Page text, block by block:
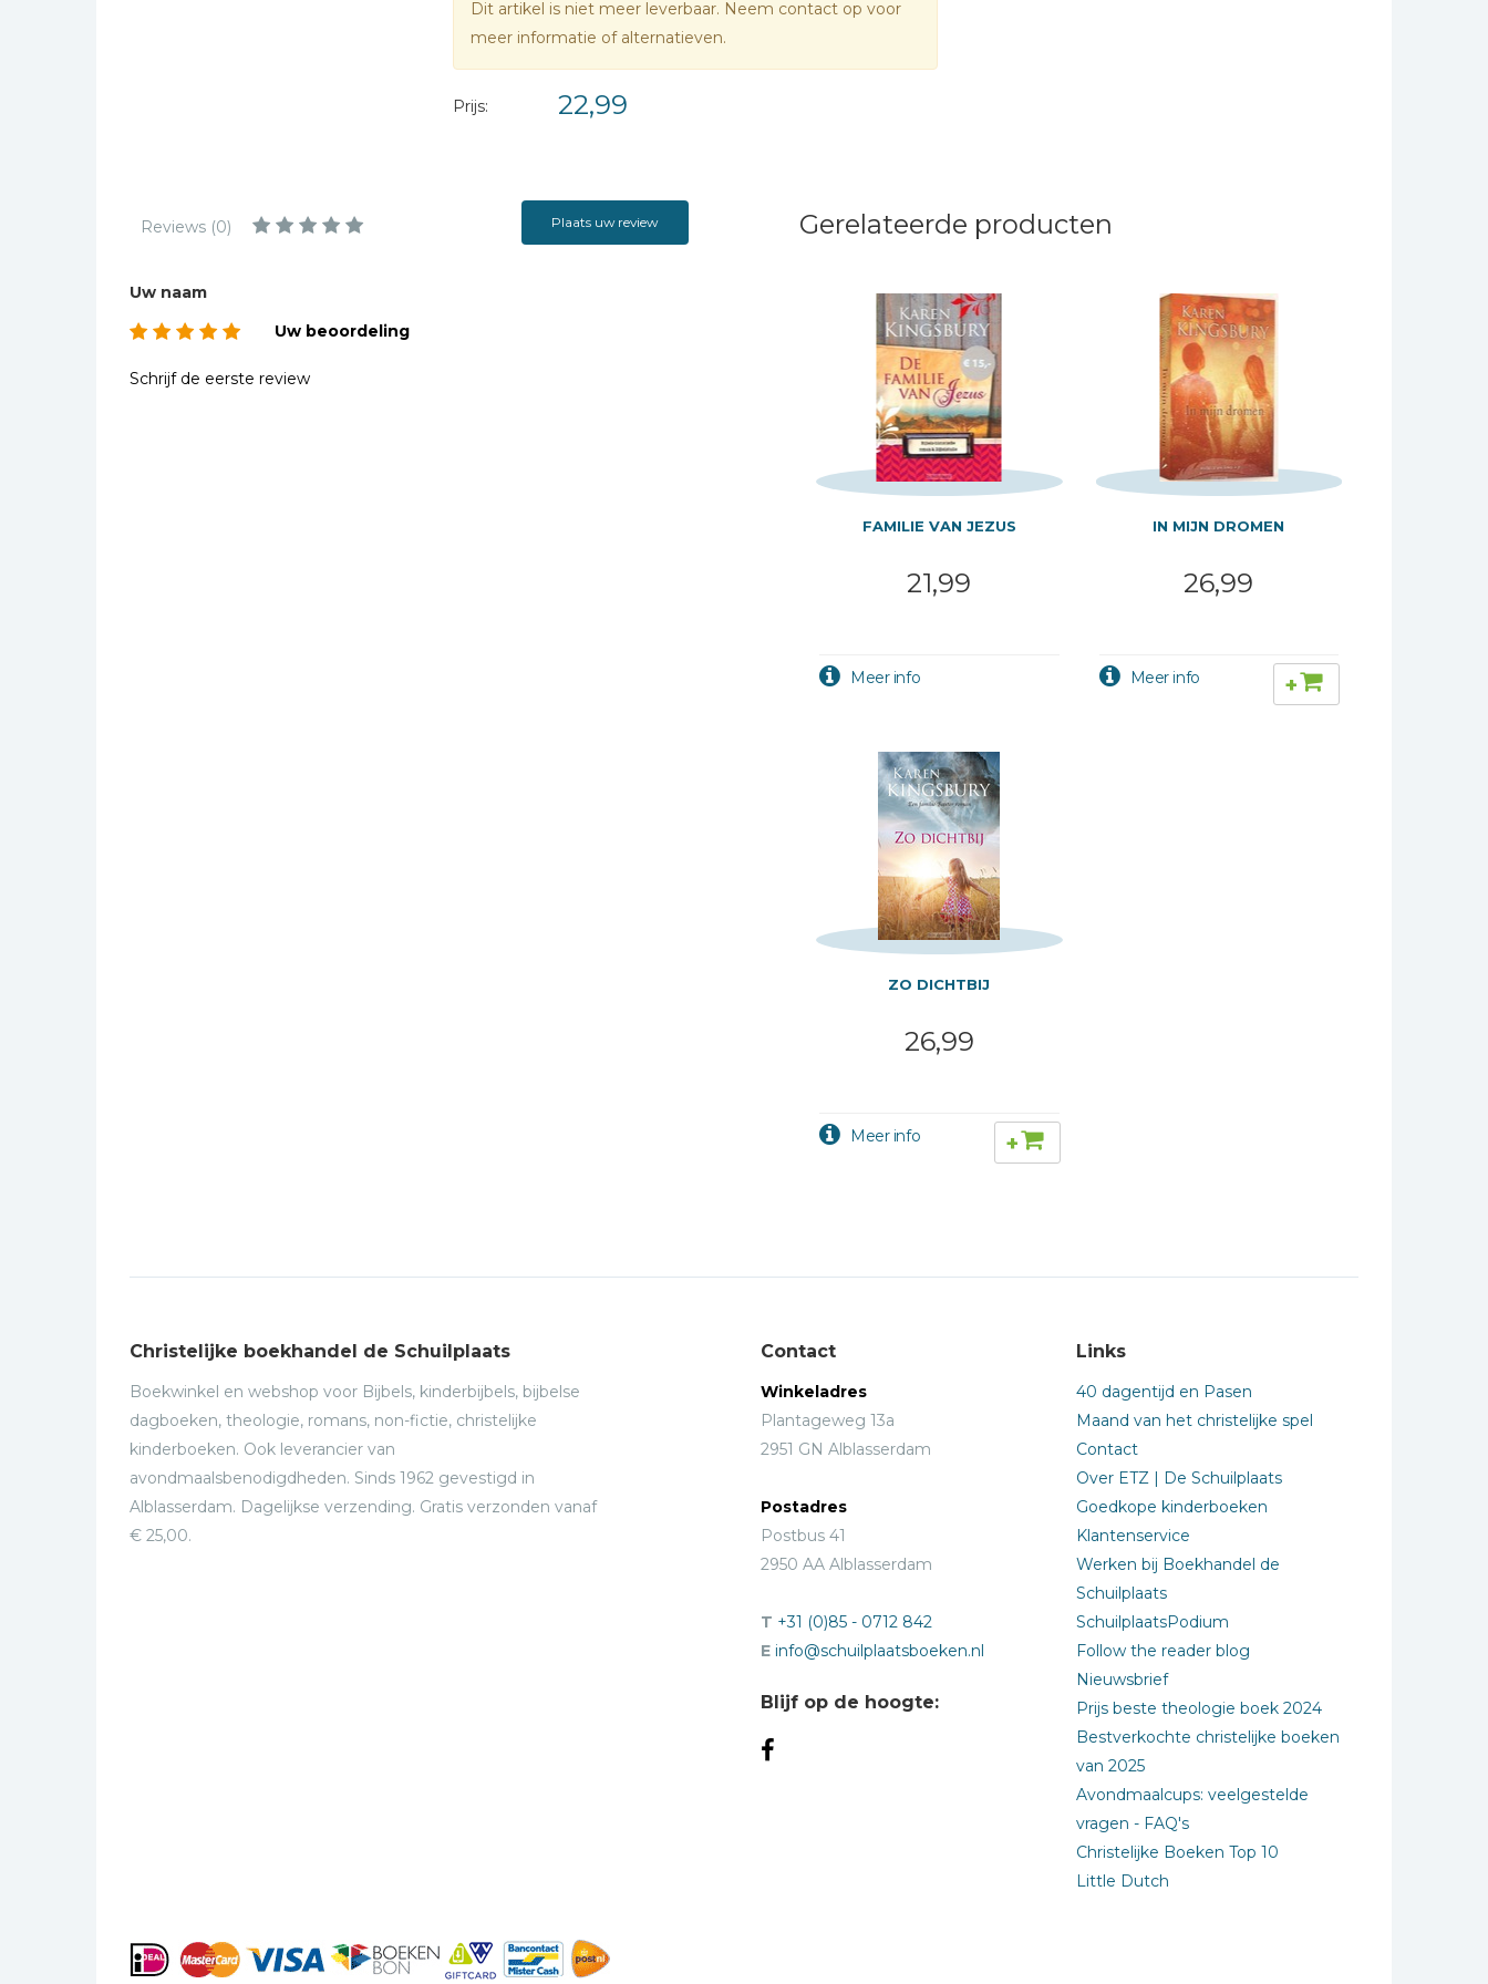
Regio | Alblasserwaard
gidsen
Taalstudie
Wenskaarten
Dit artikel is niet meer leverbaar. Neem contact op voor
meer informatie of alternatieven.
Prijs: 22,99
Reviews (0) Plaats uw review
Uw naam
Uw beoordeling
Schrijf de eerste review
Gerelateerde producten
FAMILIE VAN JEZUS
21,99
IN MIJN DROMEN
26,99
+
ZO DICHTBIJ
26,99
+
Christelijke boekhandel de Schuilplaats
Boekwinkel en webshop voor Bijbels, kinderbijbels, bijbelse
dagboeken, theologie, romans, non-fictie, christelijke
kinderboeken. Ook leverancier van
avondmaalsbenodigdheden. Sinds 1962 gevestigd in
Alblasserdam. Dagelijkse verzending. Gratis verzonden vanaf
€ 25,00.
Contact
Winkeladres
Plantageweg 13a
2951 GN Alblasserdam
Postadres
Postbus 41
2950 AA Alblasserdam
T +31 (0)85 - 0712 842
E info@schuilplaatsboeken.nl
Blijf op de hoogte:
Links
40 dagentijd en Pasen
Maand van het christelijke spel
Contact
Over ETZ | De Schuilplaats
Goedkope kinderboeken
Klantenservice
Werken bij Boekhandel de
Schuilplaats
SchuilplaatsPodium
Follow the reader blog
Nieuwsbrief
Prijs beste theologie boek 2024
Bestverkochte christelijke boeken
van 2025
Avondmaalcups: veelgestelde
vragen - FAQ's
Christelijke Boeken Top 10
Little Dutch